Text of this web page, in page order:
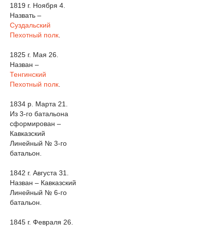
1819 г. Ноября 4.
Назвать –
Суздальский
Пехотный полк
1825 г. Мая 26.
Назван –
Тенгинский
Пехотный полк
1834 р. Марта 21.
Из 3-го батальона
сформирован –
Кавказский
Линейный № 3-го
батальон.
1842 г. Августа 31.
Назван – Кавказский
Линейный № 6-го
батальон.
1845 г. Февраля 26.